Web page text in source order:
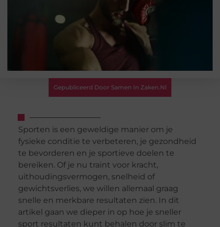
Gepubliceerd Door Samen In Zaken.nl
Sporten is een geweldige manier om je
fysieke conditie te verbeteren, je gezondheid
te bevorderen en je sportieve doelen te
bereiken. Of je nu traint voor kracht,
uithoudingsvermogen, snelheid of
gewichtsverlies, we willen allemaal graag
snelle en merkbare resultaten zien. In dit
artikel gaan we dieper in op hoe je sneller
sport resultaten kunt behalen door slim te